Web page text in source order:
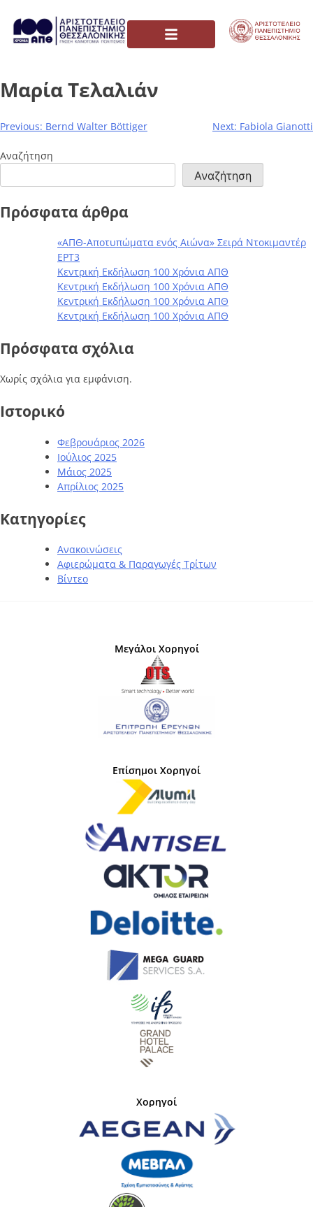
Μαρία Τελαλιάν
Previous: Bernd Walter Böttiger Next: Fabiola Gianotti
Αναζήτηση
Αναζήτηση
Πρόσφατα άρθρα
«ΑΠΘ-Αποτυπώματα ενός Αιώνα» Σειρά Ντοκιμαντέρ
ΕΡΤ3
Κεντρική Εκδήλωση 100 Χρόνια ΑΠΘ
Κεντρική Εκδήλωση 100 Χρόνια ΑΠΘ
Κεντρική Εκδήλωση 100 Χρόνια ΑΠΘ
Κεντρική Εκδήλωση 100 Χρόνια ΑΠΘ
Πρόσφατα σχόλια
Χωρίς σχόλια για εμφάνιση.
Ιστορικό
Φεβρουάριος 2026
Ιούλιος 2025
Μάιος 2025
Απρίλιος 2025
Kατηγορίες
Ανακοινώσεις
Αφιερώματα & Παραγωγές Τρίτων
Βίντεο
Μεγάλοι Χορηγοί
Επίσημοι Χορηγοί
Χορηγοί